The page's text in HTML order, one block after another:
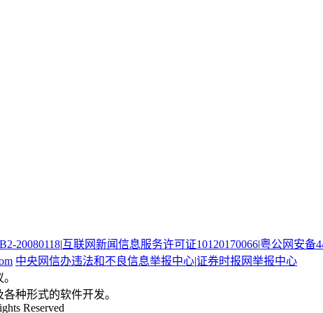
20080118|互联网新闻信息服务许可证10120170066|粤公网安备
中央网信办违法和不良信息举报中心|证券时报网举报中心
种形式的软件开发。
Reserved